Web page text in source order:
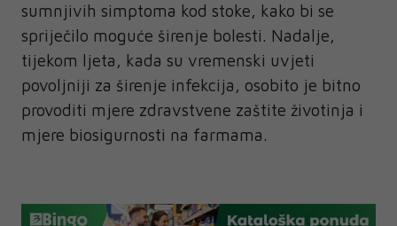
sumnjivih simptoma kod stoke, kako bi se
spriječilo moguće širenje bolesti. Nadalje,
tijekom ljeta, kada su vremenski uvjeti
povoljniji za širenje infekcija, osobito je bitno
provoditi mjere zdravstvene zaštite životinja i
mjere biosigurnosti na farmama.